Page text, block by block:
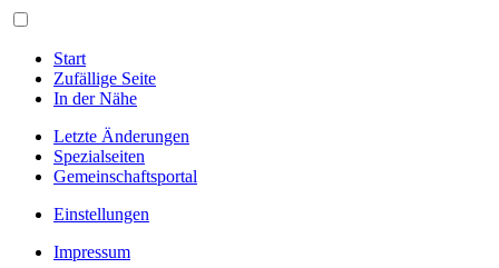
Start
Zufällige Seite
In der Nähe
Letzte Änderungen
Spezialseiten
Gemeinschafts­portal
Einstellungen
Impressum